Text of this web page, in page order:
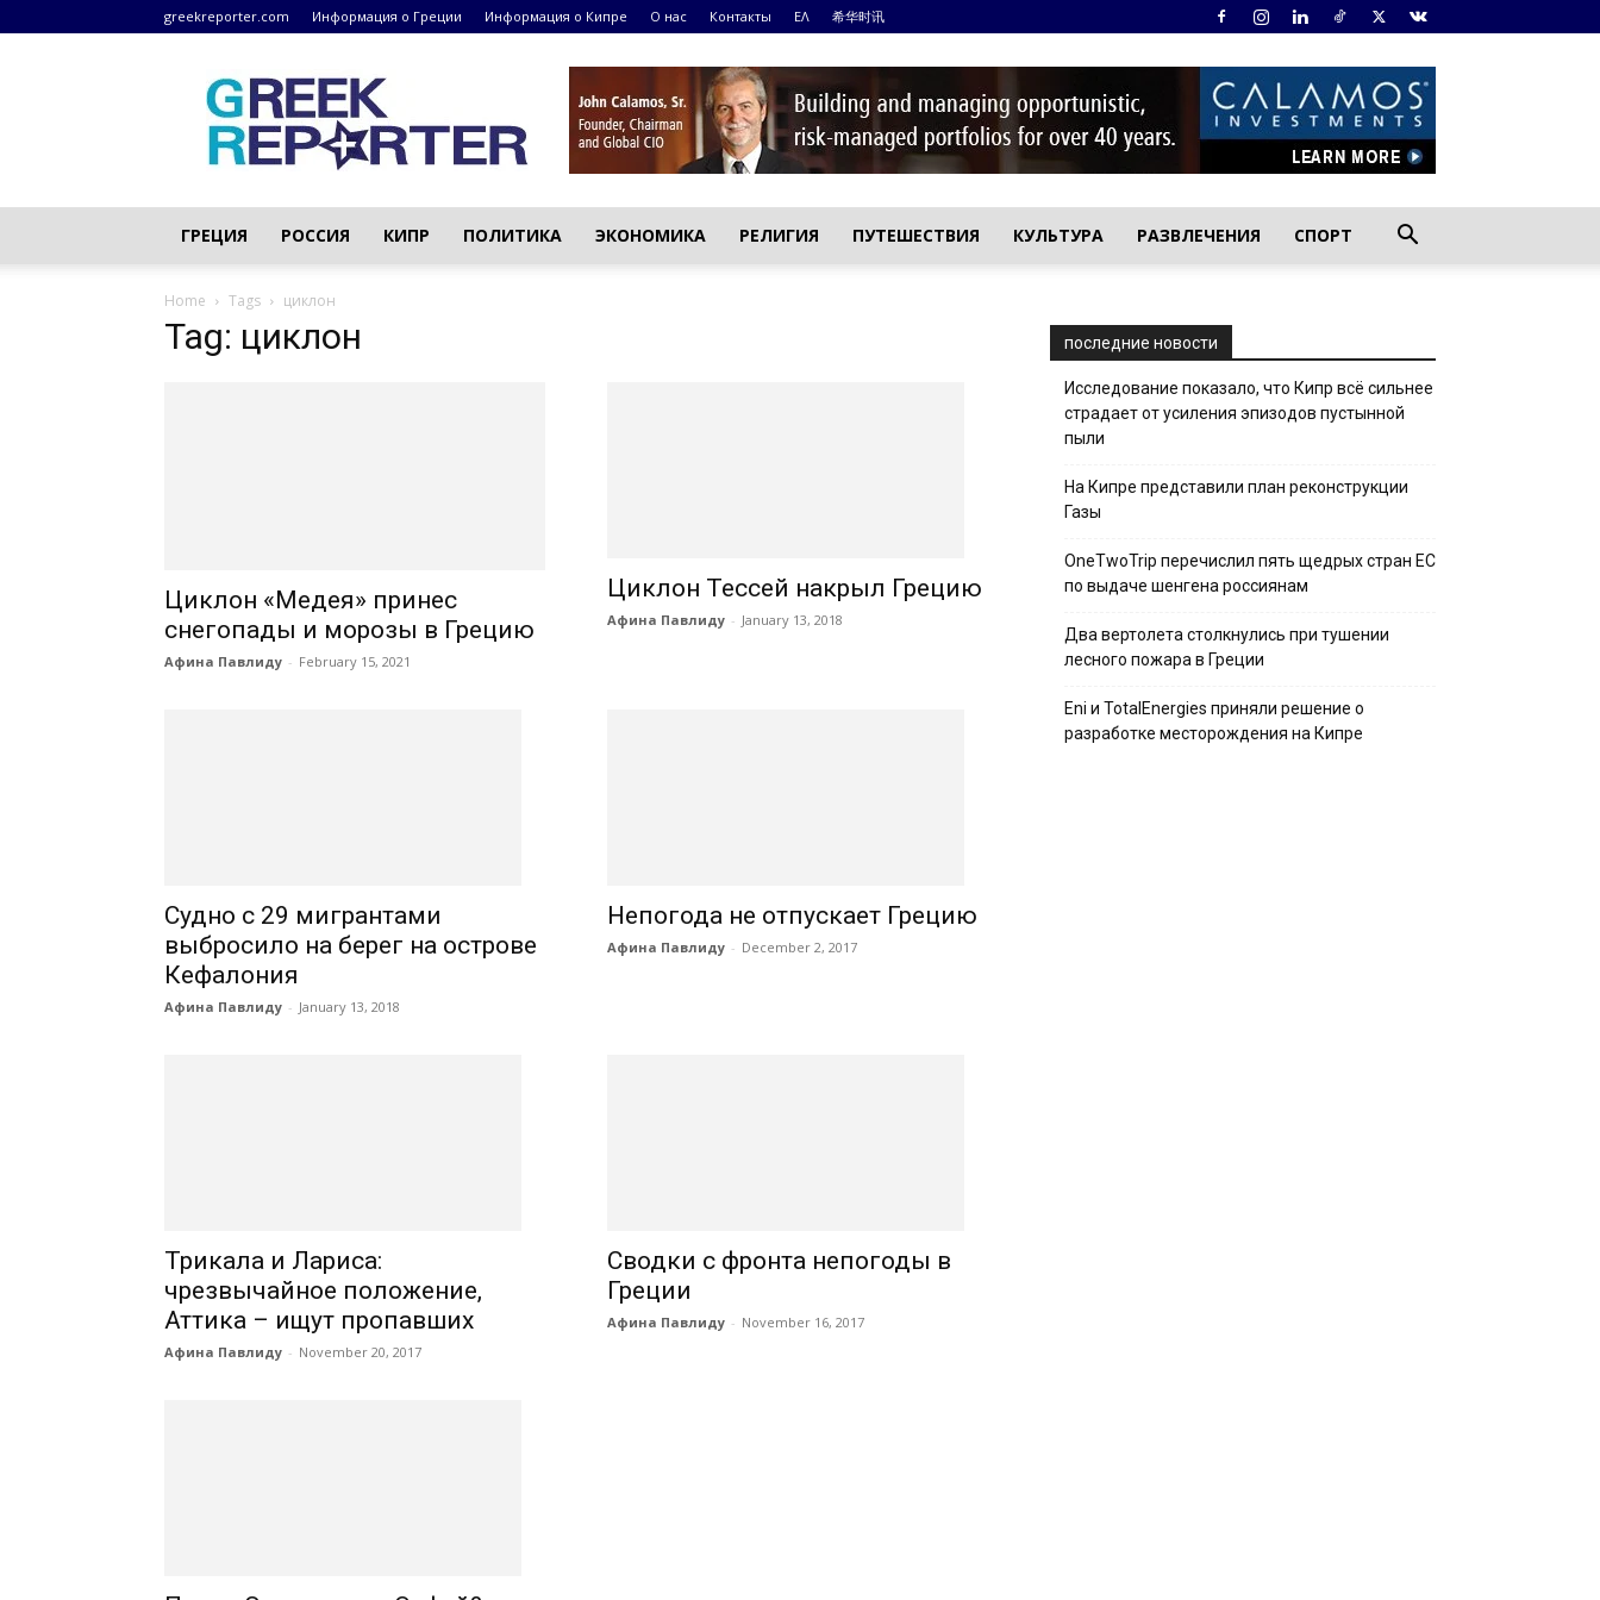
greekreporter.com Информация о Греции Информация о Кипре О нас Контакты ΕΛ 希华时讯
Греческие
новости
–
greekreporter.com
ГРЕЦИЯ РОССИЯ КИПР ПОЛИТИКА ЭКОНОМИКА РЕЛИГИЯ ПУТЕШЕСТВИЯ КУЛЬТУРА РАЗВЛЕЧЕНИЯ СПОРТ
Home Tags циклон
Tag: циклон
Циклон «Медея» принес
снегопады и морозы в Грецию
Афина Павлиду - February 15, 2021
Циклон Тессей накрыл Грецию
Афина Павлиду - January 13, 2018
Судно с 29 мигрантами
выбросило на берег на острове
Кефалония
Афина Павлиду - January 13, 2018
Непогода не отпускает Грецию
Афина Павлиду - December 2, 2017
Трикала и Лариса:
чрезвычайное положение,
Аттика – ищут пропавших
Афина Павлиду - November 20, 2017
Сводки с фронта непогоды в
Греции
Афина Павлиду - November 16, 2017
последние новости
Исследование показало, что Кипр всё сильнее
страдает от усиления эпизодов пустынной
пыли
На Кипре представили план реконструкции
Газы
OneTwoTrip перечислил пять щедрых стран ЕС
по выдаче шенгена россиянам
Два вертолета столкнулись при тушении
лесного пожара в Греции
Eni и TotalEnergies приняли решение о
разработке месторождения на Кипре